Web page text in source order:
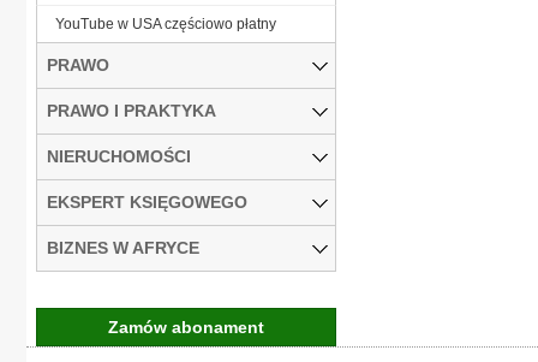
YouTube w USA częściowo płatny
PRAWO
PRAWO I PRAKTYKA
NIERUCHOMOŚCI
EKSPERT KSIĘGOWEGO
BIZNES W AFRYCE
Zamów abonament